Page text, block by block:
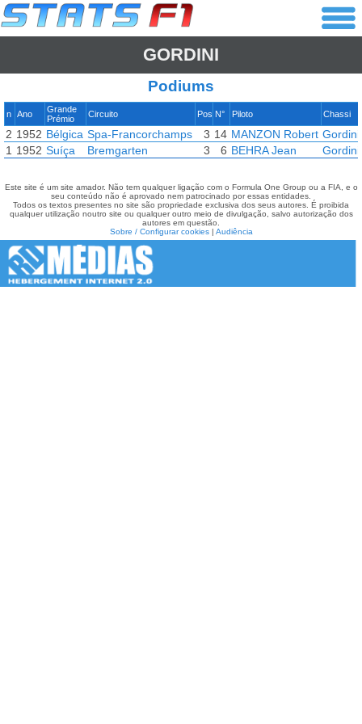
GORDINI
Podiums
n Ano
Grande
Prémio
Circuito Pos N° Piloto Chassi
2 1952 Bélgica Spa-Francorchamps 3 14 MANZON Robert Gordini
1 1952 Suíça Bremgarten 3 6 BEHRA Jean Gordini
Este site é um site amador. Não tem qualquer ligação com o Formula One Group ou a FIA, e o
seu conteúdo não é aprovado nem patrocinado por essas entidades.
Todos os textos presentes no site são propriedade exclusiva dos seus autores. É proibida
qualquer utilização noutro site ou qualquer outro meio de divulgação, salvo autorização dos
autores em questão.
Sobre / Configurar cookies| Audiência